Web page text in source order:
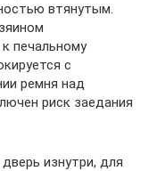
втянутым.
печальному
с
ремня над
риск заедания
изнутри, для